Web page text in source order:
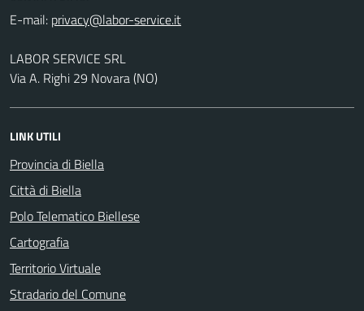
E-mail:
LABOR SERVICE SRL
Via A. Righi 29 Novara (NO)
LINK UTILI
Provincia di Biella
Città di Biella
Polo Telematico Biellese
Cartografia
Territorio Virtuale
Stradario del Comune